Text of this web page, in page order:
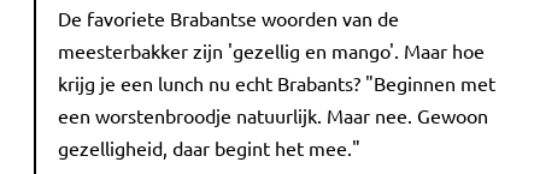
De favoriete Brabantse woorden van de
meesterbakker zijn 'gezellig en mango'. Maar hoe
krijg je een lunch nu echt Brabants? "Beginnen met
een worstenbroodje natuurlijk. Maar nee. Gewoon
gezelligheid, daar begint het mee."